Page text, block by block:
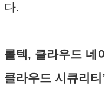
다.
롤텍, 클라우드 네
클라우드 시큐리티’